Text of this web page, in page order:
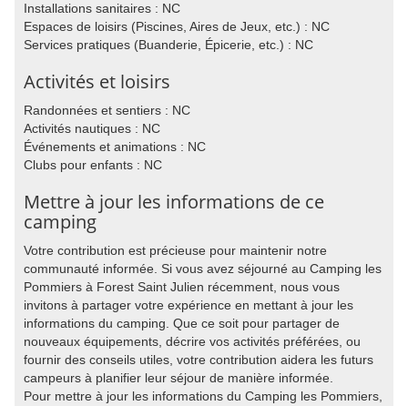
Installations sanitaires : NC
Espaces de loisirs (Piscines, Aires de Jeux, etc.) : NC
Services pratiques (Buanderie, Épicerie, etc.) : NC
Activités et loisirs
Randonnées et sentiers : NC
Activités nautiques : NC
Événements et animations : NC
Clubs pour enfants : NC
Mettre à jour les informations de ce
camping
Votre contribution est précieuse pour maintenir notre
communauté informée. Si vous avez séjourné au Camping les
Pommiers à Forest Saint Julien récemment, nous vous
invitons à partager votre expérience en mettant à jour les
informations du camping. Que ce soit pour partager de
nouveaux équipements, décrire vos activités préférées, ou
fournir des conseils utiles, votre contribution aidera les futurs
campeurs à planifier leur séjour de manière informée.
Pour mettre à jour les informations du Camping les Pommiers,